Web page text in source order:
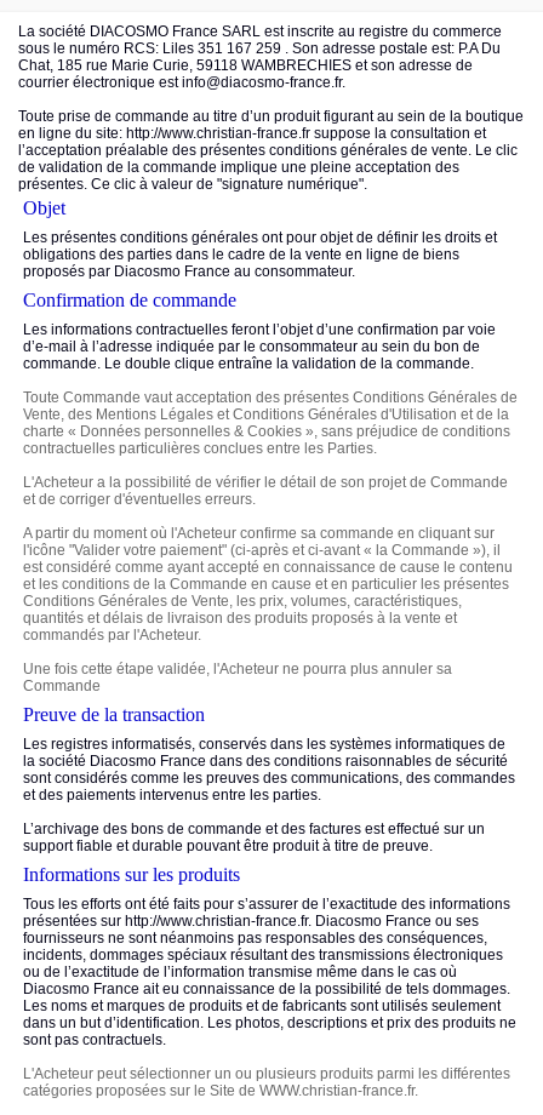
La société DIACOSMO France SARL est inscrite au registre du commerce
sous le numéro RCS: Liles 351 167 259 . Son adresse postale est: P.A Du
Chat, 185 rue Marie Curie, 59118 WAMBRECHIES et son adresse de
courrier électronique est info@diacosmo-france.fr.
Toute prise de commande au titre d’un produit figurant au sein de la boutique
en ligne du site: http://www.christian-france.fr suppose la consultation et
l’acceptation préalable des présentes conditions générales de vente. Le clic
de validation de la commande implique une pleine acceptation des
présentes. Ce clic à valeur de "signature numérique".
Objet
Les présentes conditions générales ont pour objet de définir les droits et
obligations des parties dans le cadre de la vente en ligne de biens
proposés par Diacosmo France au consommateur.
Confirmation de commande
Les informations contractuelles feront l’objet d’une confirmation par voie
d’e-mail à l’adresse indiquée par le consommateur au sein du bon de
commande. Le double clique entraîne la validation de la commande.
Toute Commande vaut acceptation des présentes Conditions Générales de
Vente, des Mentions Légales et Conditions Générales d'Utilisation et de la
charte « Données personnelles & Cookies », sans préjudice de conditions
contractuelles particulières conclues entre les Parties.
L'Acheteur a la possibilité de vérifier le détail de son projet de Commande
et de corriger d'éventuelles erreurs.
A partir du moment où l'Acheteur confirme sa commande en cliquant sur
l'icône "Valider votre paiement" (ci-après et ci-avant « la Commande »), il
est considéré comme ayant accepté en connaissance de cause le contenu
et les conditions de la Commande en cause et en particulier les présentes
Conditions Générales de Vente, les prix, volumes, caractéristiques,
quantités et délais de livraison des produits proposés à la vente et
commandés par l'Acheteur.
Une fois cette étape validée, l'Acheteur ne pourra plus annuler sa
Commande
Preuve de la transaction
Les registres informatisés, conservés dans les systèmes informatiques de
la société Diacosmo France dans des conditions raisonnables de sécurité
sont considérés comme les preuves des communications, des commandes
et des paiements intervenus entre les parties.
L’archivage des bons de commande et des factures est effectué sur un
support fiable et durable pouvant être produit à titre de preuve.
Informations sur les produits
Tous les efforts ont été faits pour s’assurer de l’exactitude des informations
présentées sur http://www.christian-france.fr. Diacosmo France ou ses
fournisseurs ne sont néanmoins pas responsables des conséquences,
incidents, dommages spéciaux résultant des transmissions électroniques
ou de l’exactitude de l’information transmise même dans le cas où
Diacosmo France ait eu connaissance de la possibilité de tels dommages.
Les noms et marques de produits et de fabricants sont utilisés seulement
dans un but d’identification. Les photos, descriptions et prix des produits ne
sont pas contractuels.
L'Acheteur peut sélectionner un ou plusieurs produits parmi les différentes
catégories proposées sur le Site de WWW.christian-france.fr.